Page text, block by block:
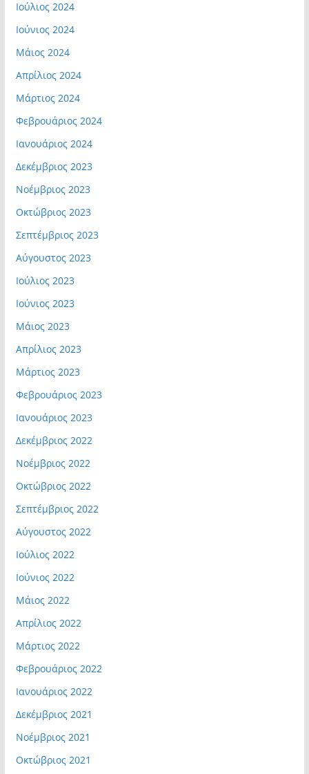
Ιούλιος 2024
Ιούνιος 2024
Μάιος 2024
Απρίλιος 2024
Μάρτιος 2024
Φεβρουάριος 2024
Ιανουάριος 2024
Δεκέμβριος 2023
Νοέμβριος 2023
Οκτώβριος 2023
Σεπτέμβριος 2023
Αύγουστος 2023
Ιούλιος 2023
Ιούνιος 2023
Μάιος 2023
Απρίλιος 2023
Μάρτιος 2023
Φεβρουάριος 2023
Ιανουάριος 2023
Δεκέμβριος 2022
Νοέμβριος 2022
Οκτώβριος 2022
Σεπτέμβριος 2022
Αύγουστος 2022
Ιούλιος 2022
Ιούνιος 2022
Μάιος 2022
Απρίλιος 2022
Μάρτιος 2022
Φεβρουάριος 2022
Ιανουάριος 2022
Δεκέμβριος 2021
Νοέμβριος 2021
Οκτώβριος 2021